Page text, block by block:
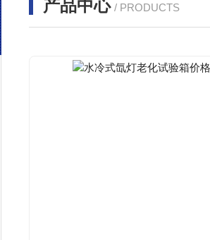
产品中心 / PRODUCTS